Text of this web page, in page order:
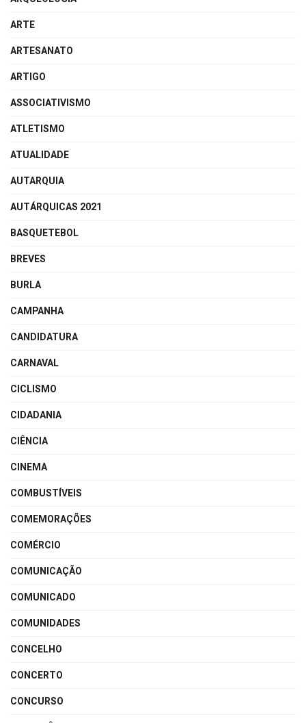
ARTE
ARTESANATO
ARTIGO
ASSOCIATIVISMO
ATLETISMO
ATUALIDADE
AUTARQUIA
AUTÁRQUICAS 2021
BASQUETEBOL
BREVES
BURLA
CAMPANHA
CANDIDATURA
CARNAVAL
CICLISMO
CIDADANIA
CIÊNCIA
CINEMA
COMBUSTÍVEIS
COMEMORAÇÕES
COMÉRCIO
COMUNICAÇÃO
COMUNICADO
COMUNIDADES
CONCELHO
CONCERTO
CONCURSO